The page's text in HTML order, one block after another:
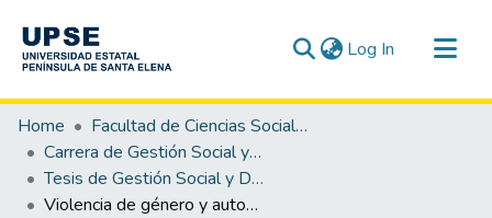
Log In (current)
Communities & Collections
All of DSpace
Statistics
Home
Facultad de Ciencias Sociales y de la Salud
Carrera de Gestión Social y Desarrollo
Tesis de Gestión Social y Desarrollo
Violencia de género y autoestima de las mujeres adultas del barrio “Eugenio Espejo” cantón La Libertad, 2022